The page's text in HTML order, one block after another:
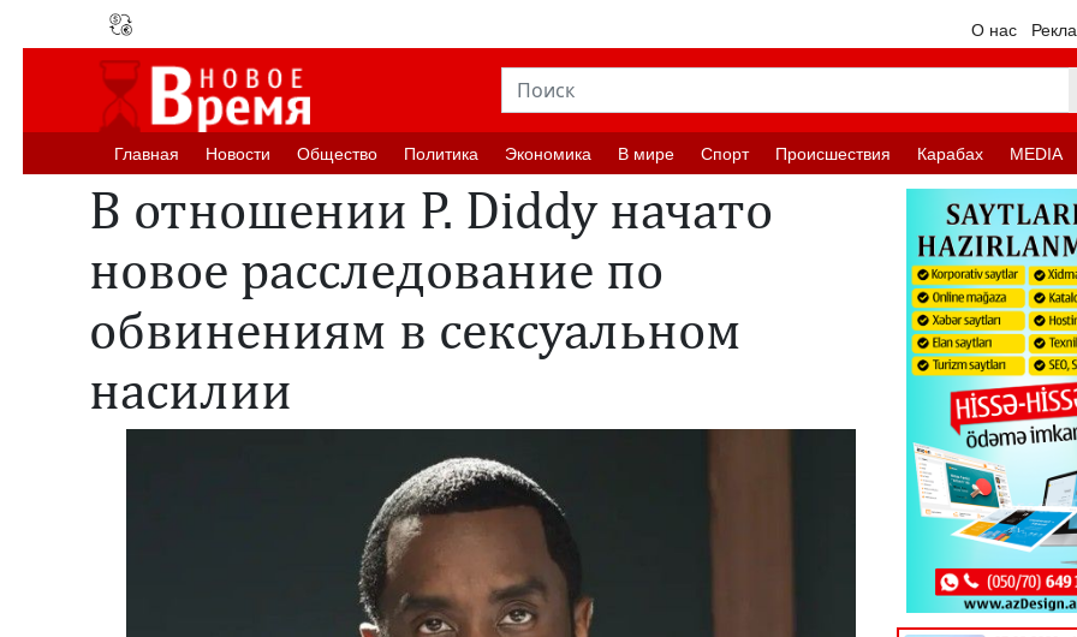
О нас
Главная Новости Oбщество Политика Экономика В мире Спорт Происшествия Карабах MEDIA
В отношении P. Diddy начато
новое расследование по
обвинениям в сексуальном
насилии